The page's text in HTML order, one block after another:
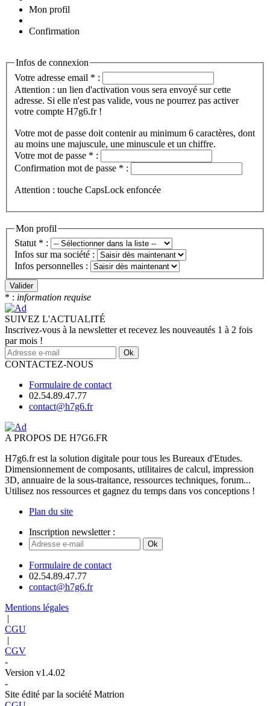
Mon profil
Confirmation
Infos de connexion
Votre adresse email * :
Attention : un lien d'activation vous sera envoyé sur cette
adresse. Si elle n'est pas valide, vous ne pourrez pas activer
votre compte H7g6.fr !
Votre mot de passe doit contenir au minimum 6 caractères, dont
au moins une majuscule, une minuscule et un chiffre.
Votre mot de passe * :
Confirmation mot de passe * :
Attention : touche CapsLock enfoncée
Mon profil
Statut * :
Infos sur ma société :
Infos personnelles :
Valider
* : information requise
SUIVEZ L'ACTUALITÉ
Inscrivez-vous à la newsletter et recevez les nouveautés 1 à 2 fois
par mois !
Ok
CONTACTEZ-NOUS
Formulaire de contact
02.54.89.47.77
contact@h7g6.fr
A PROPOS DE H7G6.FR
H7g6.fr est la solution digitale pour tous les Bureaux d'Etudes.
Dimensionnement de composants, utilitaires de calcul, impression
3D, annuaire de la sous-traitance, ressources techniques, forum...
Utilisez nos ressources et gagnez du temps dans vos conceptions !
Plan du site
Inscription newsletter :
Ok
Formulaire de contact
02.54.89.47.77
contact@h7g6.fr
Mentions légales
|
CGU
|
CGV
-
Version v1.4.02
-
Site édité par la société Matrion